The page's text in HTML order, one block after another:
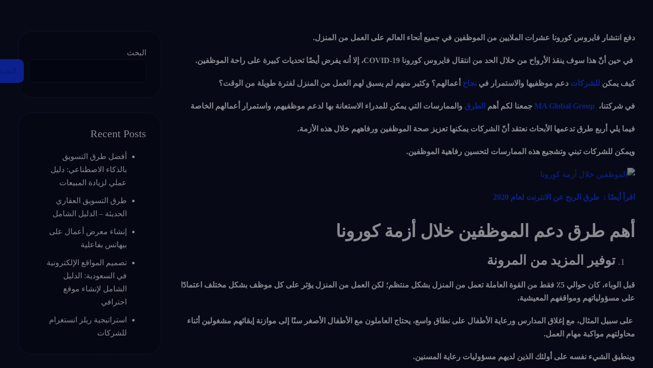
دفع انتشار فايروس كورونا عشرات الملايين من الموظفين في جميع أنحاء العالم على العمل من المنزل.
في حين أنّ هذا سوف ينقذ الأرواح من خلال الحد من انتقال فايروس كورونا COVID-19، إلا أنه يفرض أيضًا تحديات كبيرة على راحة الموظفين.
كيف يمكن للشركات دعم موظفيها والاستمرار في نجاح أعمالهم؟ وكثير منهم لم يسبق لهم العمل من المنزل لفترة طويلة من الوقت؟
في شركتنا، MA Global Group جمعنا لكم أهم الطرق والممارسات التي يمكن للمدراء الاستعانة بها لدعم موظفيهم، واستمرار أعمالهم الخاصة
فيما يلي أربع طرق تدعمها الأبحاث نعتقد أنّ الشركات يمكنها تعزيز صحة الموظفين ورفاههم خلال هذه الأزمة.
ويمكن للشركات تبني وتشجيع هذه الممارسات لتحسين رفاهية الموظفين.
اقرأ أيضًا : طرق الربح عن الانترنت لعام 2020
أهم طرق دعم الموظفين خلال أزمة كورونا
توفير المزيد من المرونة
قبل الوباء، كان حوالي 5٪ فقط من القوة العاملة تعمل من المنزل بشكل منتظم؛ لكن العمل من المنزل يؤثر على كل موظف بشكل مختلف اعتمادًا
على مسؤولياتهم ومواقفهم المعيشية.
على سبيل المثال، مع إغلاق المدارس ورعاية الأطفال على نطاق واسع، يحتاج العاملون مع الأطفال الأصغر سنًا إلى موازنة إبقائهم مشغولين أثناء
محاولتهم مواكبة مهام العمل.
وينطبق الشيء نفسه على أولئك الذين لديهم مسؤوليات رعاية المسنين.
البحث
Recent Posts
أفضل طرق التسويق
بالذكاء الاصطناعي: دليل
عملي لزيادة المبيعات
طرق التسويق العقاري
الحديثة – الدليل الشامل
إنشاء معرض أعمال على
بيهانس بفاعلية
تصميم المواقع الإلكترونية
في السعودية: الدليل
الشامل لإنشاء موقع
احترافي
استراتيجية ريلز انستغرام
للشركات